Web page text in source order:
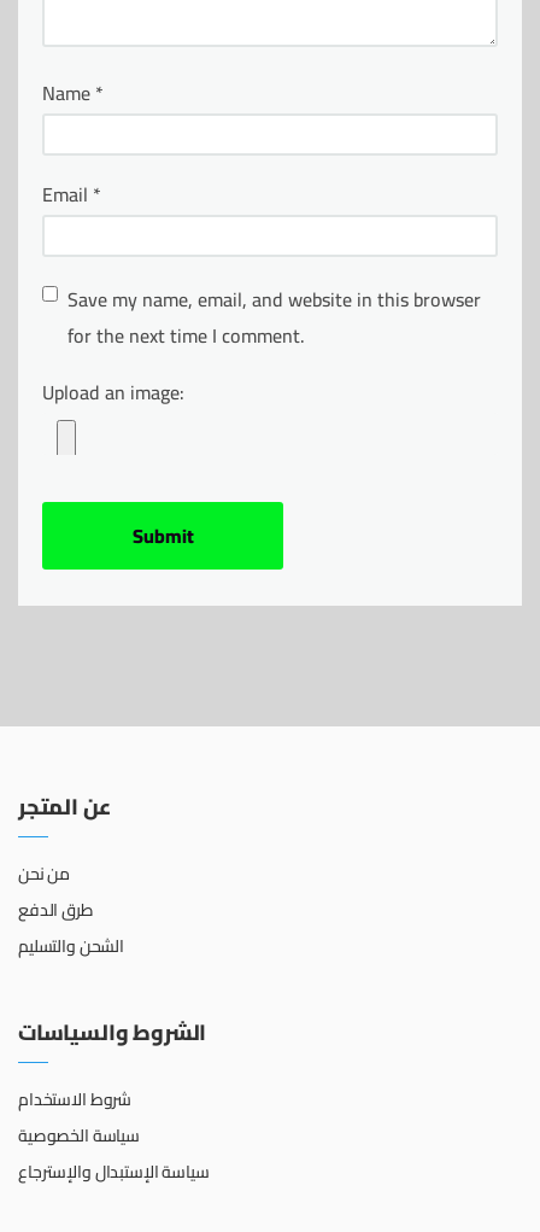
Name*
Email *
Save my name, email, and website in this browser
for the next time I comment.
Upload an image:
عن المتجر
من نحن
طرق الدفع
الشحن والتسليم
الشروط والسياسات
شروط الاستخدام
سياسة الخصوصية
سياسة الإستبدال والإسترجاع